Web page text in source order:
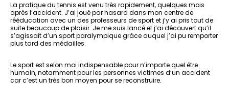
La pratique du tennis est venu très rapidement, quelques mois
après l’accident. J’ai joué par hasard dans mon centre de
rééducation avec un des professeurs de sport et j’y ai pris tout de
suite beaucoup de plaisir. Je me suis lancé et j’ai découvert qu’il
s’agissait d’un sport paralympique grâce auquel j’ai pu remporter
plus tard des médailles.
Le sport est selon moi indispensable pour n’importe quel être
humain, notamment pour les personnes victimes d’un accident
car c’est un très bon moyen pour se reconstruire.